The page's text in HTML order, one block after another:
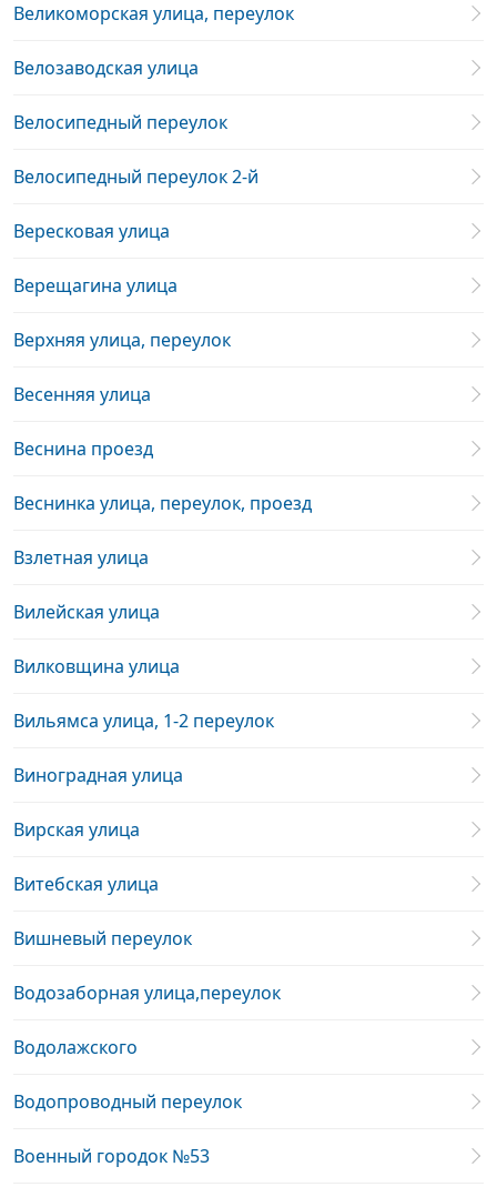
Великоморская улица, переулок
Велозаводская улица
Велосипедный переулок
Велосипедный переулок 2-й
Вересковая улица
Верещагина улица
Верхняя улица, переулок
Весенняя улица
Веснина проезд
Веснинка улица, переулок, проезд
Взлетная улица
Вилейская улица
Вилковщина улица
Вильямса улица, 1-2 переулок
Виноградная улица
Вирская улица
Витебская улица
Вишневый переулок
Водозаборная улица,переулок
Водолажского
Водопроводный переулок
Военный городок №53